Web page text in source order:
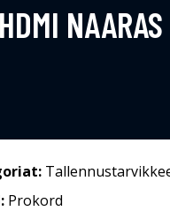
NAARAS
Prokord